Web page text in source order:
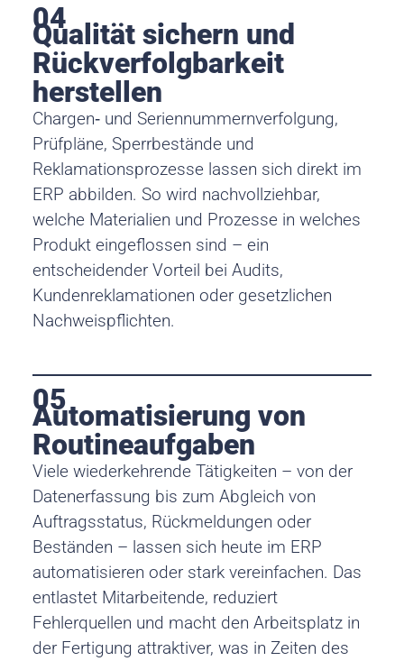
04
Qualität sichern und
Rückverfolgbarkeit
herstellen
Chargen‑ und Seriennummernverfolgung,
Prüfpläne, Sperrbestände und
Reklamationsprozesse lassen sich direkt im
ERP abbilden. So wird nachvollziehbar,
welche Materialien und Prozesse in welches
Produkt eingeflossen sind – ein
entscheidender Vorteil bei Audits,
Kundenreklamationen oder gesetzlichen
Nachweispflichten.
05
Automatisierung von
Routineaufgaben
Viele wiederkehrende Tätigkeiten – von der
Datenerfassung bis zum Abgleich von
Auftragsstatus, Rückmeldungen oder
Beständen – lassen sich heute im ERP
automatisieren oder stark vereinfachen. Das
entlastet Mitarbeitende, reduziert
Fehlerquellen und macht den Arbeitsplatz in
der Fertigung attraktiver, was in Zeiten des